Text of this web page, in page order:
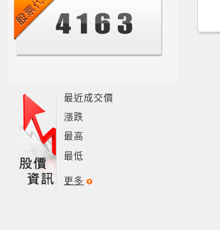
最近成交價
漲跌
最高
最低
更多